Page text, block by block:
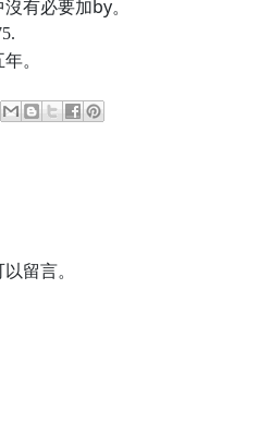
有必要加by。
。
留言。